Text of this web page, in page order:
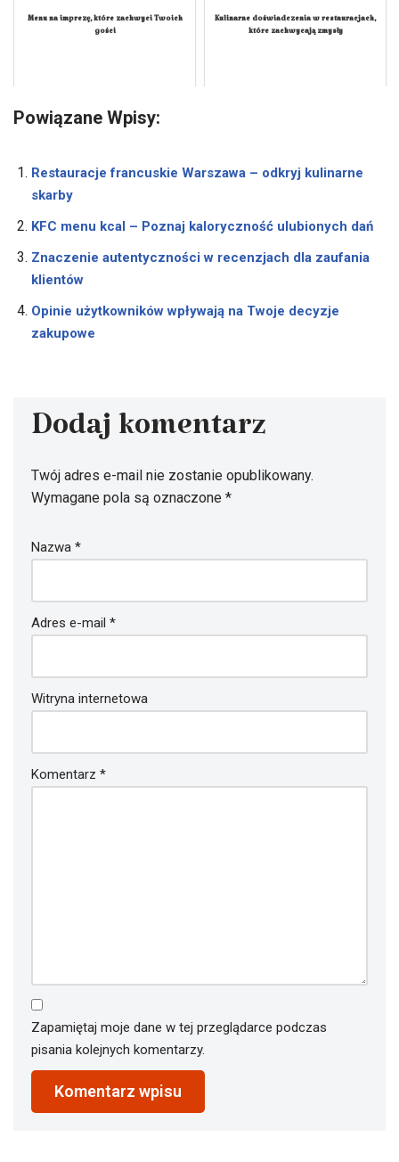
Menu na imprezę, które zachwyci Twoich
gości
Kulinarne doświadczenia w restauracjach,
które zachwycają zmysły
Powiązane Wpisy:
Restauracje francuskie Warszawa – odkryj kulinarne
skarby
KFC menu kcal – Poznaj kaloryczność ulubionych dań
Znaczenie autentyczności w recenzjach dla zaufania
klientów
Opinie użytkowników wpływają na Twoje decyzje
zakupowe
Dodaj komentarz
Twój adres e-mail nie zostanie opublikowany.
Wymagane pola są oznaczone *
Nazwa *
Adres e-mail *
Witryna internetowa
Komentarz *
Zapamiętaj moje dane w tej przeglądarce podczas
pisania kolejnych komentarzy.